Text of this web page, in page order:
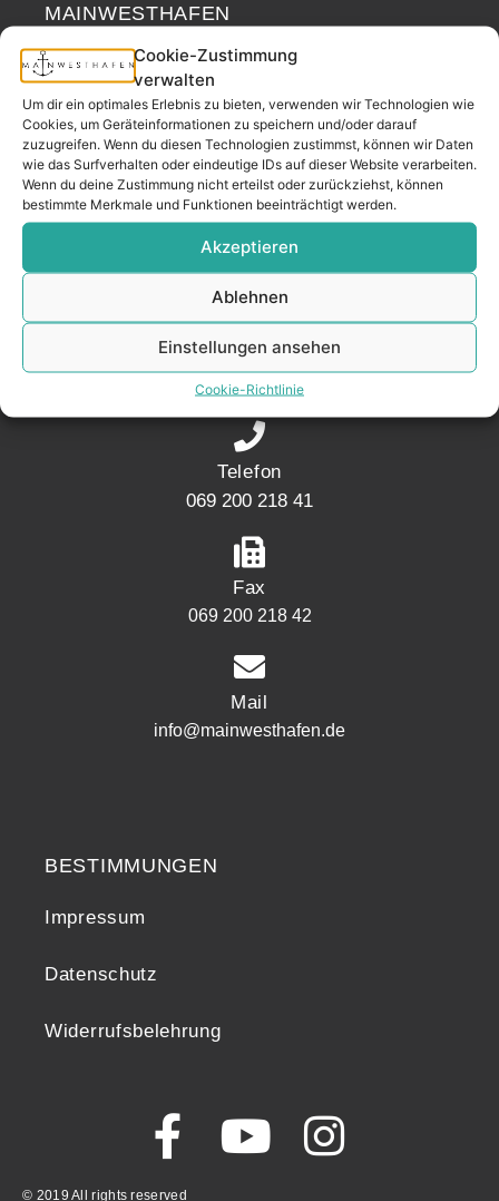
Cookie-Zustimmung
verwalten
Um dir ein optimales Erlebnis zu bieten, verwenden wir Technologien wie
Cookies, um Geräteinformationen zu speichern und/oder darauf
zuzugreifen. Wenn du diesen Technologien zustimmst, können wir Daten
wie das Surfverhalten oder eindeutige IDs auf dieser Website verarbeiten.
Wenn du deine Zustimmung nicht erteilst oder zurückziehst, können
bestimmte Merkmale und Funktionen beeinträchtigt werden.
Akzeptieren
Ablehnen
Einstellungen ansehen
Cookie-Richtlinie
MAINWESTHAFEN
IMMOBILIEN
Ihr Immobilienpartner
aus der
Nachbarschaft.
– seit 2017.
Widerrufsrecht
Adresse
Mainwesthafen Immobilien Speicherstraße 5
60327 Frankfurt
Telefon
069 200 218 41
Fax
069 200 218 42
Mail
info@mainwesthafen.de
BESTIMMUNGEN
Impressum
Datenschutz
Widerrufsbelehrung
© 2019 All rights reserved